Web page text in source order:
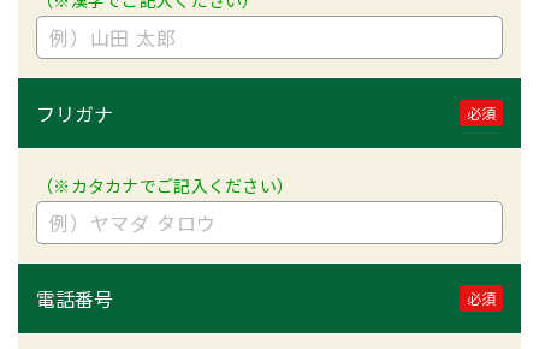
フリガナ 必須
（※カタカナでご記入ください）
電話番号 必須